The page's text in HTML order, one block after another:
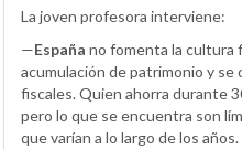
La joven profesora interviene:
—España no fomenta la cultura
acumulación de patrimonio y se
fiscales. Quien ahorra durante
pero lo que se encuentra son
que varían a lo largo de los